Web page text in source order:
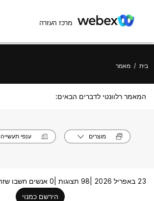
מרכז העזרה
בית / מאמר
המאמר רלוונטי לדברים הבאים:
מוצרים ענפי תעשייה
23 באפריל 2026 | 98 תצוגות |
0 אנשים חשבו שזה היה מועיל
הירשם כמנוי